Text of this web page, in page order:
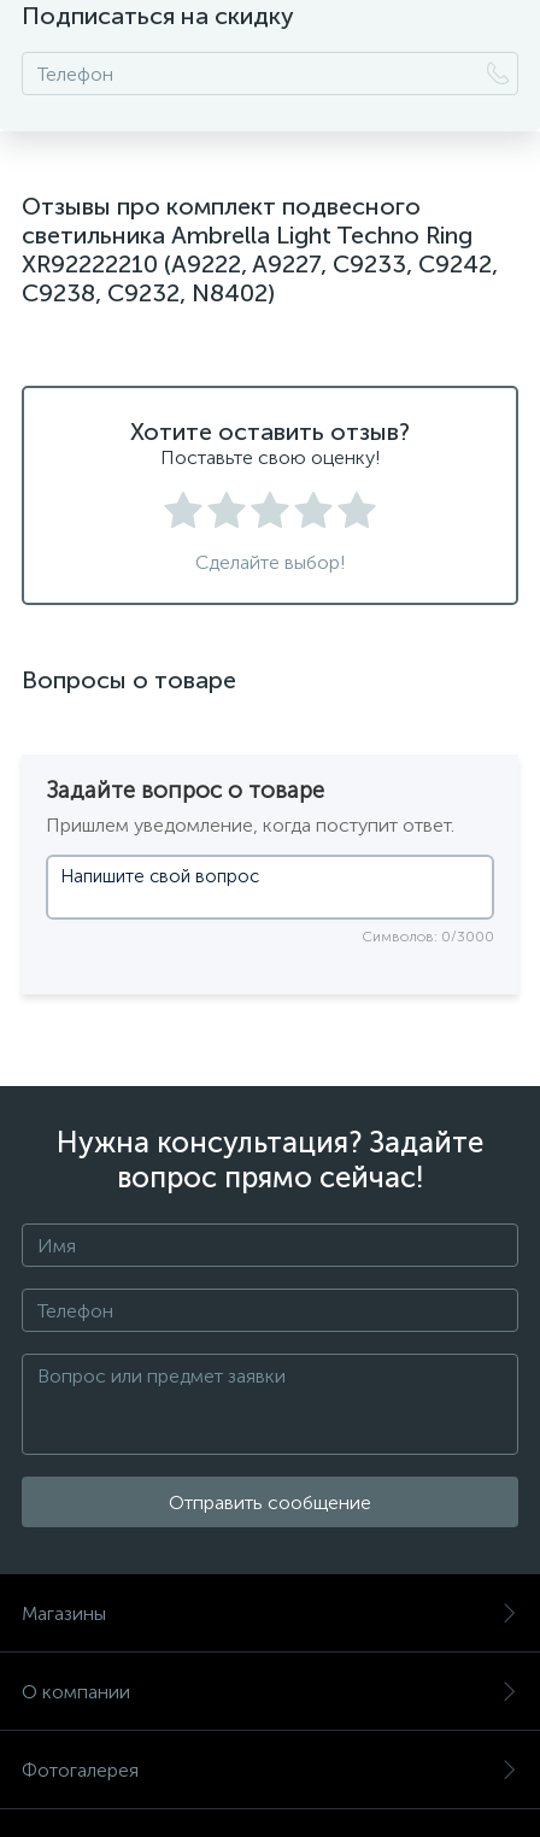
подвесные светодиодные Kink Light
светильники над рабочей поверхностью
светильники подвесные белые
светодиодные светильники для ванной комнаты
Подписаться на скидку
Отзывы про комплект подвесного
светильника Ambrella Light Techno Ring
XR92222210 (A9222, A9227, C9233, C9242,
C9238, C9232, N8402)
Хотите оставить отзыв?
Поставьте свою оценку!
Сделайте выбор!
Вопросы о товаре
Задайте вопрос о товаре
Пришлем уведомление, когда поступит ответ.
Символов: 0/3000
Нужна консультация? Задайте
вопрос прямо сейчас!
Отправить сообщение
Магазины
О компании
Фотогалерея